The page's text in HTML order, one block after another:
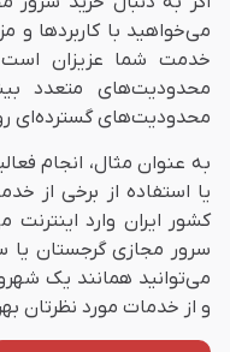
می‌خواهید با کاربردها و
محدودیت‌های گسترده‌ای
به عنوان مثال، انجام
کشور ایران وارد
سرور مجازی گرجستان
می‌توانید همانند یک
و از خدمات مورد نظرتان